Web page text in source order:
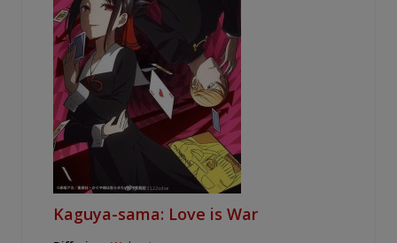
Kaguya-sama: Love is War